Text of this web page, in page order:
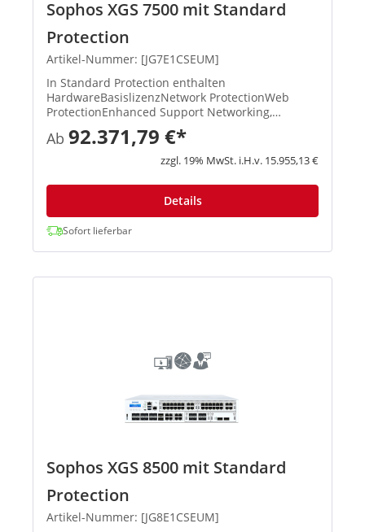
Sophos XGS 7500 mit Standard
Protection
Artikel-Nummer: [JG7E1CSEUM]
In Standard Protection enthalten
HardwareBasislizenzNetwork ProtectionWeb
ProtectionEnhanced Support Networking,
Wireless, Xstream-Architektur, unbegrenztes
Remote Access VPN, Site-to-Site VPN, Reporting
XStream TLS und DPI Engine, IPS, ATP, S...
Ab 92.371,79 €*
zzgl. 19% MwSt. i.H.v. 15.955,13 €
Details
Sofort lieferbar
Sophos XGS 8500 mit Standard
Protection
Artikel-Nummer: [JG8E1CSEUM]